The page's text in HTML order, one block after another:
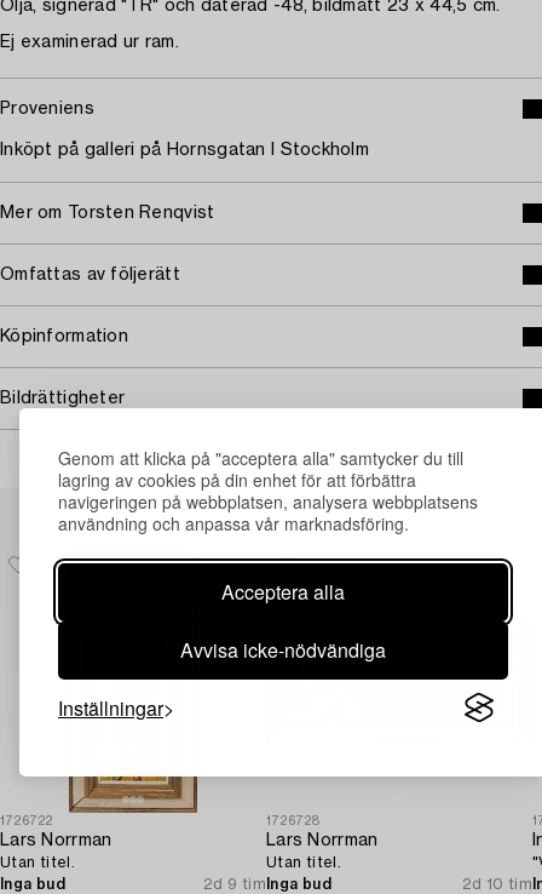
Genom att klicka på "acceptera alla" samtycker du till
lagring av cookies på din enhet för att förbättra
navigeringen på webbplatsen, analysera webbplatsens
användning och anpassa vår marknadsföring.
Acceptera alla
Avvisa icke-nödvändiga
Inställningar
Olja, signerad "TR" och daterad -48, bildmått 23 x 44,5 cm.
Ej examinerad ur ram.
Proveniens
Inköpt på galleri på Hornsgatan I Stockholm
Mer om Torsten Renqvist
Omfattas av följerätt
Köpinformation
Bildrättigheter
Andra har även tittat på
1726722
Lars Norrman
Utan titel.
Inga bud
2d 9 tim
1726728
Lars Norrman
Utan titel.
Inga bud
2d 10 tim